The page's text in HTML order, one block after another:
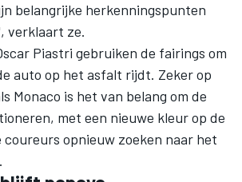
belangrijke herkenningspunten
verklaart ze.
Piastri gebruiken de fairings om
auto op het asfalt rijdt. Zeker op
Monaco is het van belang om de
met een nieuwe kleur op de
opnieuw zoeken naar het